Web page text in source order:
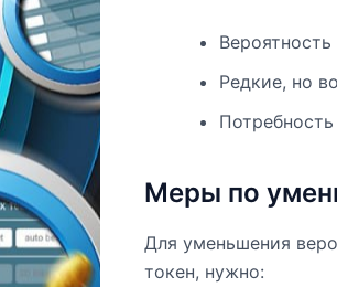
Редкие, но
Меры по
Для уменьшения
токен, нужно: